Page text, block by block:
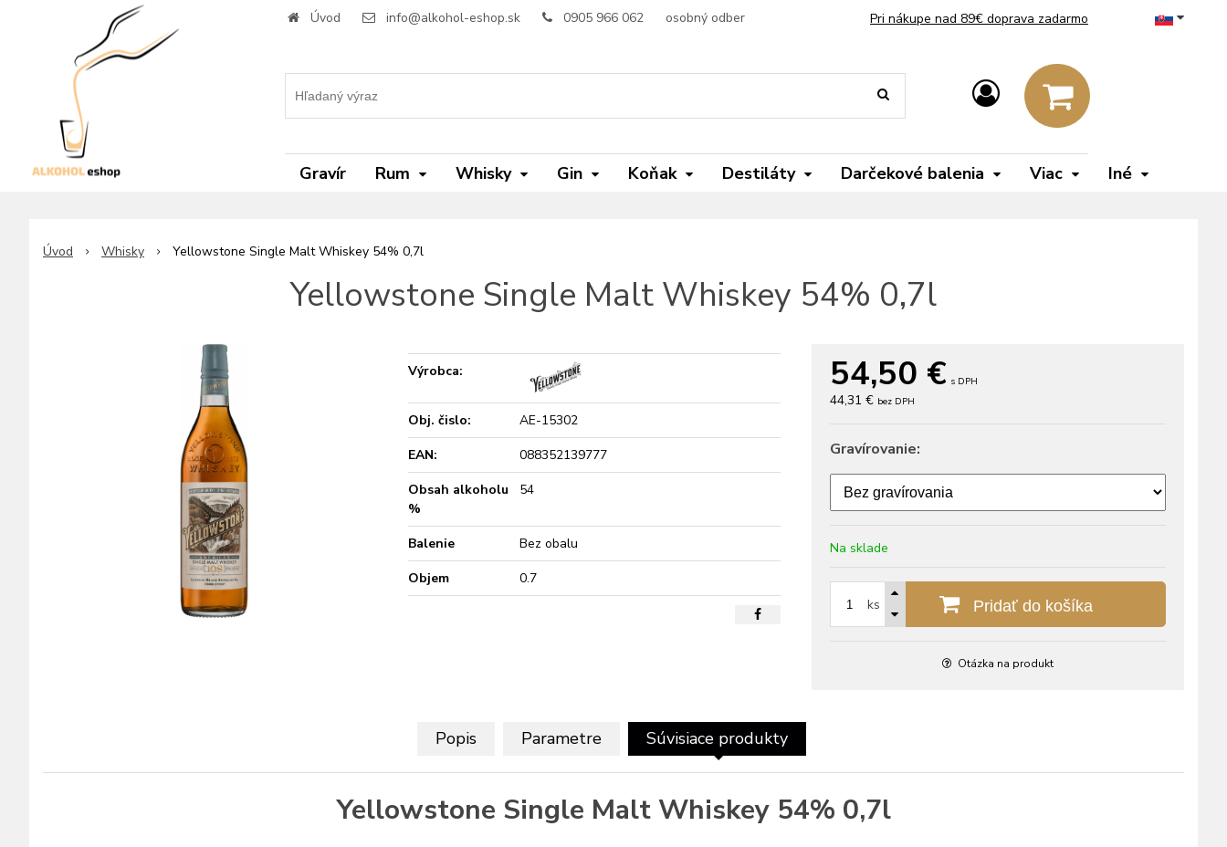
Úvod info@alkohol-eshop.sk 0905 966 062 osobný odber Pri nákupe nad 89€ doprava zadarmo
Gravír Rum Whisky Gin Koňak Destiláty Darčekové balenia Viac Iné
Úvod Whisky Yellowstone Single Malt Whiskey 54% 0,7l
Yellowstone Single Malt Whiskey 54% 0,7l
54,50 € s DPH
44,31 € bez DPH
Gravírovanie:
Na sklade
ks Pridať do košíka
Otázka na produkt
Výrobca:
Obj. čislo:
AE-15302
EAN:
088352139777
Obsah alkoholu
%
54
Balenie
Bez obalu
Objem
0.7
Popis Parametre Súvisiace produkty
Yellowstone Single Malt Whiskey 54% 0,7l